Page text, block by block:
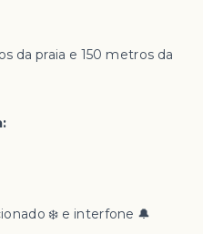
da praia e 150 metros da
❄️ e interfone 🔔